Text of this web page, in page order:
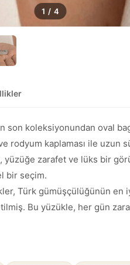
1 / 4
son koleksiyonundan oval
rodyum kaplaması ile uzun
zarafet ve lüks bir
bir seçim.
Türk gümüşçülüğünün
Bu yüzükle, her gün